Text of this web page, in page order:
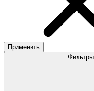
Применить
Фильтры